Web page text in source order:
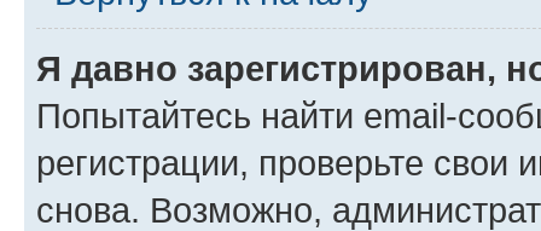
Я давно зарегистрирован,
Попытайтесь найти email-
регистрации, проверьте свои
снова. Возможно,